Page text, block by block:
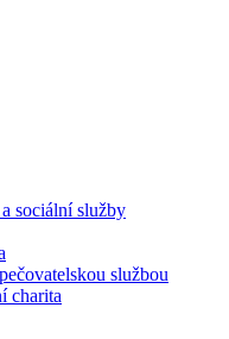
sociální služby
službou
charita